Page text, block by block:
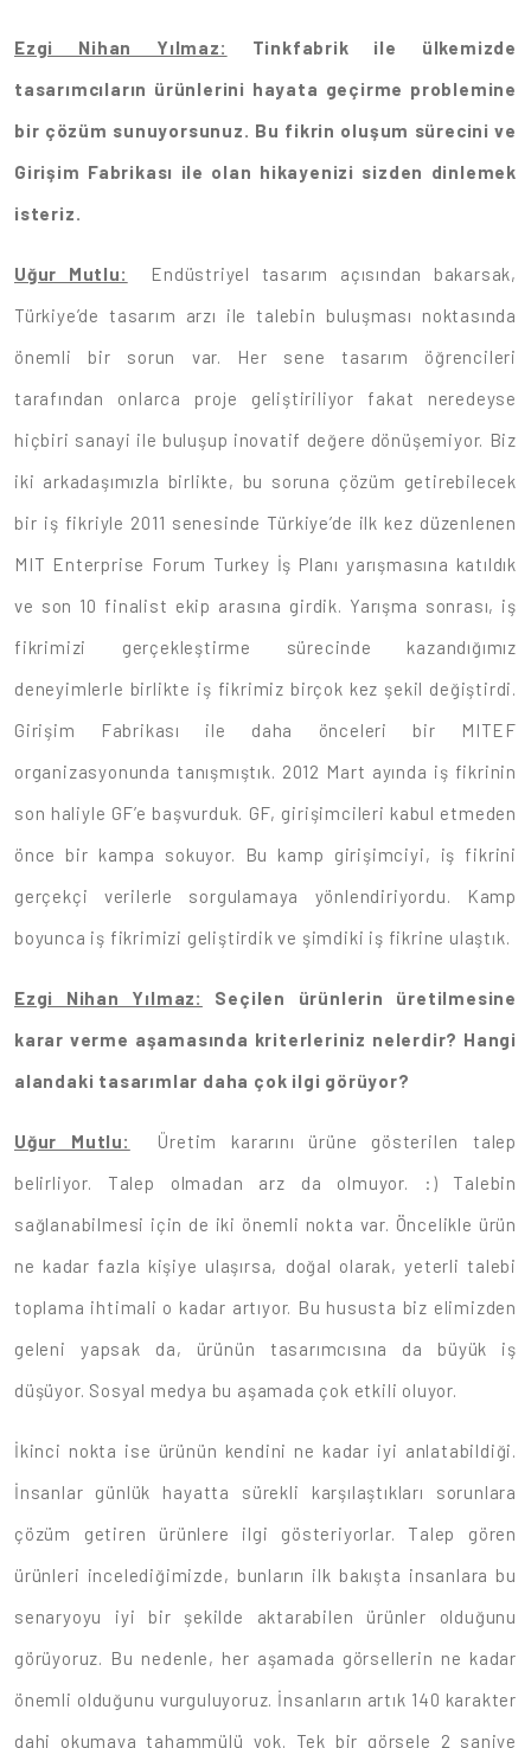
Ezgi Nihan Yılmaz:
Tinkfabrik ile ülkemizde
tasarımcıların ürünlerini hayata geçirme problemine
bir çözüm sunuyorsunuz. Bu fikrin oluşum sürecini ve
Girişim Fabrikası ile olan hikayenizi sizden dinlemek
isteriz.
Uğur Mutlu:
Endüstriyel tasarım açısından bakarsak,
Türkiye’de tasarım arzı ile talebin buluşması noktasında
önemli bir sorun var. Her sene tasarım öğrencileri
tarafından onlarca proje geliştiriliyor fakat neredeyse
hiçbiri sanayi ile buluşup inovatif değere dönüşemiyor. Biz
iki arkadaşımızla birlikte, bu soruna çözüm getirebilecek
bir iş fikriyle 2011 senesinde Türkiye’de ilk kez düzenlenen
MIT Enterprise Forum Turkey İş Planı yarışmasına katıldık
ve son 10 finalist ekip arasına girdik. Yarışma sonrası, iş
fikrimizi gerçekleştirme sürecinde kazandığımız
deneyimlerle birlikte iş fikrimiz birçok kez şekil değiştirdi.
Girişim Fabrikası ile daha önceleri bir MITEF
organizasyonunda tanışmıştık. 2012 Mart ayında iş fikrinin
son haliyle GF’e başvurduk. GF, girişimcileri kabul etmeden
önce bir kampa sokuyor. Bu kamp girişimciyi, iş fikrini
gerçekçi verilerle sorgulamaya yönlendiriyordu. Kamp
boyunca iş fikrimizi geliştirdik ve şimdiki iş fikrine ulaştık.
Ezgi Nihan Yılmaz:
Seçilen ürünlerin üretilmesine
karar verme aşamasında kriterleriniz nelerdir? Hangi
alandaki tasarımlar daha çok ilgi görüyor?
Uğur Mutlu:
Üretim kararını ürüne gösterilen talep
belirliyor. Talep olmadan arz da olmuyor. :) Talebin
sağlanabilmesi için de iki önemli nokta var. Öncelikle ürün
ne kadar fazla kişiye ulaşırsa, doğal olarak, yeterli talebi
toplama ihtimali o kadar artıyor. Bu hususta biz elimizden
geleni yapsak da, ürünün tasarımcısına da büyük iş
düşüyor. Sosyal medya bu aşamada çok etkili oluyor.
İkinci nokta ise ürünün kendini ne kadar iyi anlatabildiği.
İnsanlar günlük hayatta sürekli karşılaştıkları sorunlara
çözüm getiren ürünlere ilgi gösteriyorlar. Talep gören
ürünleri incelediğimizde, bunların ilk bakışta insanlara bu
senaryoyu iyi bir şekilde aktarabilen ürünler olduğunu
görüyoruz. Bu nedenle, her aşamada görsellerin ne kadar
önemli olduğunu vurguluyoruz. İnsanların artık 140 karakter
dahi okumaya tahammülü yok. Tek bir görsele 2 saniye